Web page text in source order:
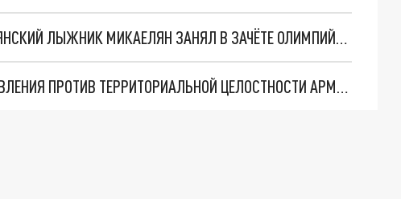
СТАЛО ИЗВЕСТНО, КАКОЕ МЕСТО АРМЯНСКИЙ ЛЫЖНИК МИКАЕЛЯН ЗАНЯЛ В ЗАЧЁТЕ ОЛИМПИЙСКИХ ИГР В ПЕКИНЕ
ЛИШАТЬ СВОБОДЫ НА 4 ГОДА ЗА ЗАЯВЛЕНИЯ ПРОТИВ ТЕРРИТОРИАЛЬНОЙ ЦЕЛОСТНОСТИ АРМЕНИИ? ДА!